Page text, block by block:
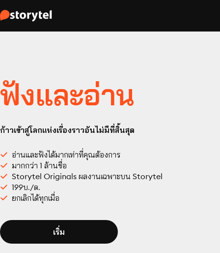
ฟังและอ่าน
ก้าวเข้าสู่โลกแห่งเรื่องราวอันไม่มีที่สิ้นสุด
อ่านและฟังได้มากเท่าที่คุณต้องการ
มากกว่า 1 ล้านชื่อ
Storytel Originals ผลงานเฉพาะบน Storytel
199บ./ด.
ยกเลิกได้ทุกเมื่อ
เริ่ม